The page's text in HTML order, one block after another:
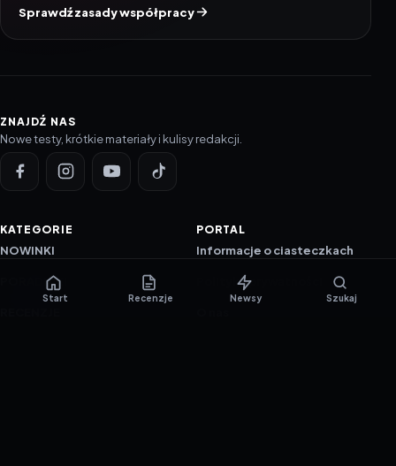
Sprawdź zasady współpracy
ZNAJDŹ NAS
Nowe testy, krótkie materiały i kulisy redakcji.
KATEGORIE
NOWINKI
PORADNIKI
PORTAL
Informacje o ciasteczkach
Polityka prywatności
Start Recenzje Newsy Szukaj